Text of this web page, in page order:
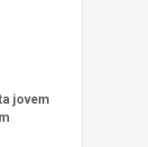
jovem